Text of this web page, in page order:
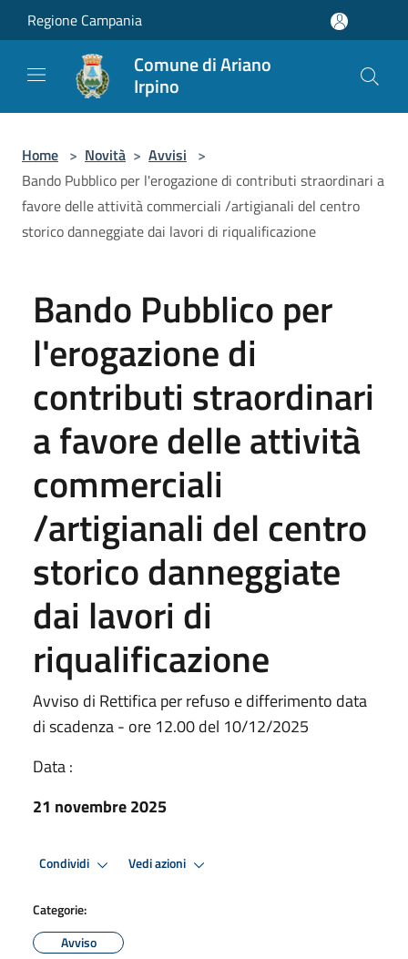
Salta al contenuto principale
Regione Campania
Comune di Ariano
Irpino
Home > Novità > Avvisi >
Bando Pubblico per l'erogazione di contributi straordinari a
favore delle attività commerciali /artigianali del centro
storico danneggiate dai lavori di riqualificazione
Bando Pubblico per
l'erogazione di
contributi straordinari
a favore delle attività
commerciali
/artigianali del centro
storico danneggiate
dai lavori di
riqualificazione
Avviso di Rettifica per refuso e differimento data
di scadenza - ore 12.00 del 10/12/2025
Data :
21 novembre 2025
Condividi Vedi azioni
Categorie:
Avviso